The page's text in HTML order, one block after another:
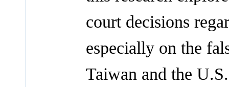
court decisions
especially on the
Taiwan and the